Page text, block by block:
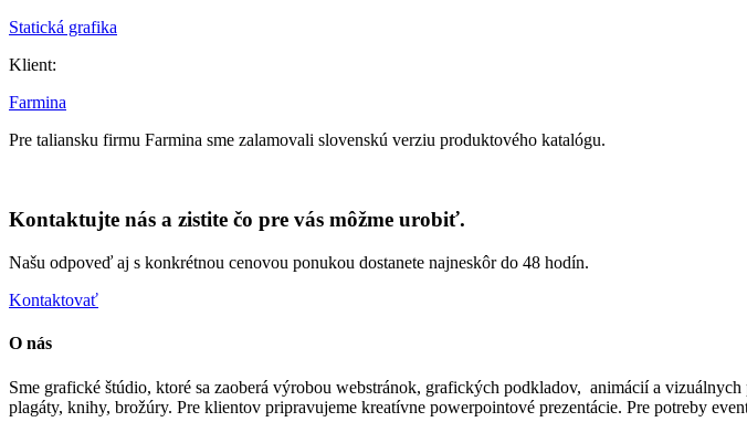
Statická grafika
Klient:
Farmina
Pre taliansku firmu Farmina sme zalamovali slovenskú verziu produktového katalógu.
Kontaktujte nás a zistite čo pre vás môžme urobiť.
Našu odpoveď aj s konkrétnou cenovou ponukou dostanete najneskôr do 48 hodín.
Kontaktovať
O nás
Sme grafické štúdio, ktoré sa zaoberá výrobou webstránok, grafických podkladov, animácií a
plagáty, knihy, brožúry. Pre klientov pripravujeme kreatívne powerpointové prezentácie. Pre potreby